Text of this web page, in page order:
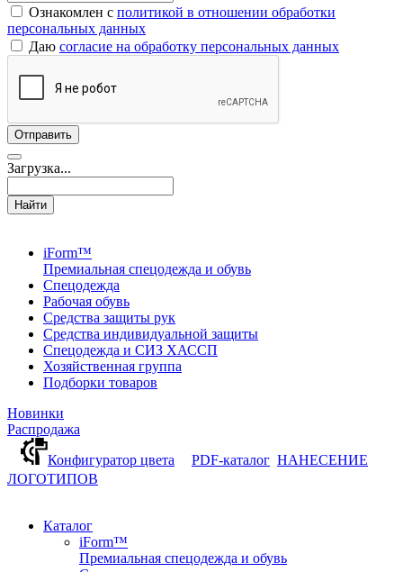
Ознакомлен с политикой в отношении обработки
персональных данных
Даю согласие на обработку персональных данных
Загрузка...
Найти
iForm™
Премиальная спецодежда и обувь
Спецодежда
Рабочая обувь
Средства защиты рук
Средства индивидуальной защиты
Спецодежда и СИЗ ХАССП
Хозяйственная группа
Подборки товаров
Новинки
Распродажа
Конфигуратор цвета
PDF-каталог НАНЕСЕНИЕ
ЛОГОТИПОВ
Каталог
iForm™
Премиальная спецодежда и обувь